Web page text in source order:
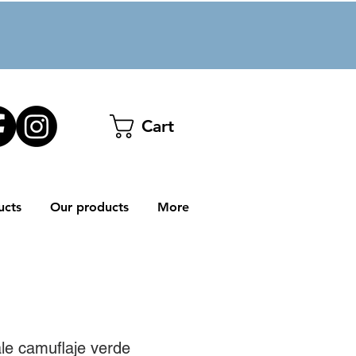
Cart
Our products More
camuflaje verde